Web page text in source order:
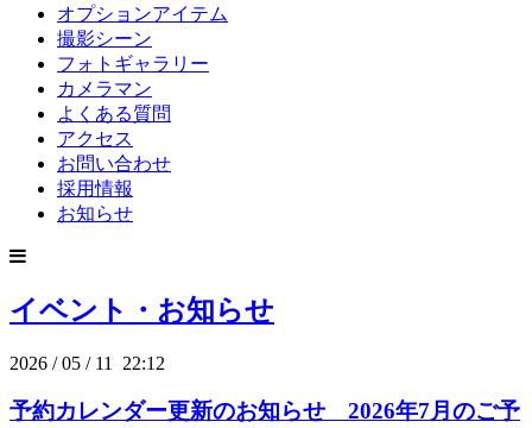
オプションアイテム
撮影シーン
フォトギャラリー
カメラマン
よくある質問
アクセス
お問い合わせ
採用情報
お知らせ
イベント・お知らせ
2026 /05 / 11 22:12
予約カレンダー更新のお知らせ 2026年7月のご予